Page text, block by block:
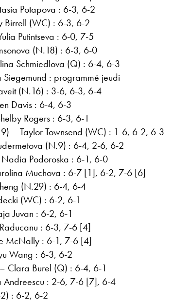
Potapova : 6-3, 6-2
Birrell (WC) : 6-3, 6-2
Putintseva : 6-0, 7-5
(N.18) : 6-3, 6-0
Schmiedlova (Q) : 6-4, 6-3
: programmé jeudi
(N.16) : 3-6, 6-3, 6-4
Davis : 6-4, 6-3
Rogers : 6-3, 6-1
– Taylor Townsend (WC) : 1-6, 6-2, 6-3
(N.9) : 6-4, 2-6, 6-2
Podoroska : 6-1, 6-0
Muchova : 6-7 [1], 6-2, 7-6 [6]
(N.29) : 6-4, 6-4
(WC) : 6-2, 6-1
Juvan : 6-2, 6-1
: 6-3, 7-6 [4]
McNally : 6-1, 7-6 [4]
Wang : 6-3, 6-2
Clara Burel (Q) : 6-4, 6-1
Andreescu : 2-6, 7-6 [7], 6-4
: 6-2, 6-2